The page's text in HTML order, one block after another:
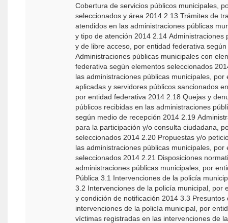
Cobertura de servicios públicos municipales,
seleccionados y área 2014 2.13 Trámites de
atendidos en las administraciones públicas
y tipo de atención 2014 2.14
y de libre acceso, por entidad federativa
Administraciones públicas municipales con
federativa según elementos seleccionados
las administraciones públicas municipales,
aplicadas y servidores públicos sancionados
por entidad federativa 2014 2.18 Quejas y
públicos recibidas en las administraciones
según medio de recepción 2014 2.19
para la participación y/o consulta ciudadana,
seleccionados 2014 2.20 Propuestas y/o
las administraciones públicas municipales,
seleccionados 2014 2.21 Disposiciones
administraciones públicas municipales, por entidad
Pública 3.1 Intervenciones de la policía municipal, por entidad federativa según tipo 2014
3.2 Intervenciones de la policía municipal, por
y condición de notificación 2014 3.3
intervenciones de la policía municipal, por
víctimas registradas en las intervenciones de